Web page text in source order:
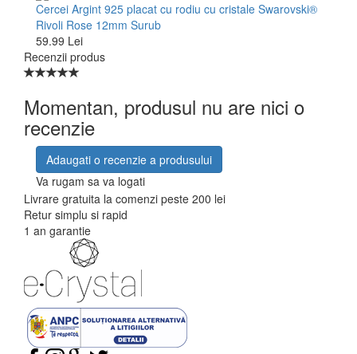
Cercei Argint 925 placat cu rodiu cu cristale Swarovski®
Rivoli Rose 12mm Surub
59.99 Lei
Recenzii produs
Momentan, produsul nu are nici o
recenzie
Adaugati o recenzie a produsului
Va rugam sa va logati
Livrare gratuita la comenzi peste 200 lei
Retur simplu si rapid
1 an garantie